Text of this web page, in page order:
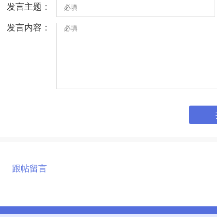
发言主题：
发言内容：
跟帖留言